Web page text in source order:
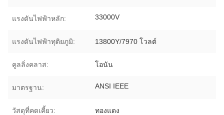
แรงดันไฟฟ้าหลัก: 33000V
แรงดันไฟฟ้าทุติยภูมิ: 13800Y/7970 โวลต์
คูลลิ่งคลาส: โอนัน
มาตรฐาน: ANSI IEEE
วัสดุที่คดเคี้ยว: ทองแดง